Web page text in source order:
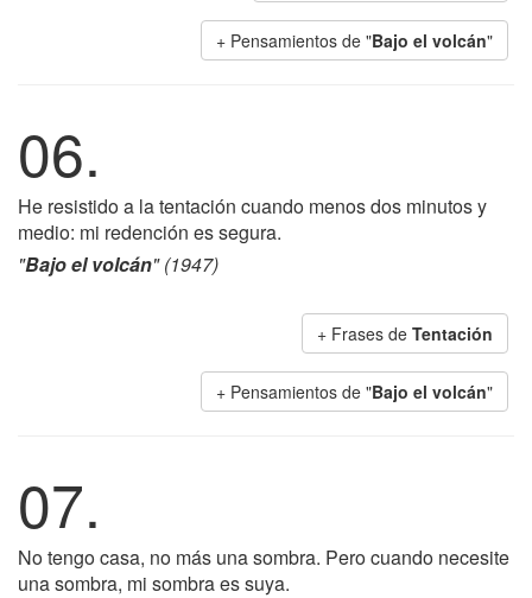
+ Pensamientos de "Bajo el volcán"
06.
He resistido a la tentación cuando menos dos minutos y
medio: mi redención es segura.
"Bajo el volcán" (1947)
+ Frases de Tentación
+ Pensamientos de "Bajo el volcán"
07.
No tengo casa, no más una sombra. Pero cuando necesite
una sombra, mi sombra es suya.